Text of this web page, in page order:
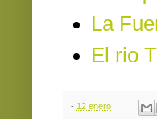
La
El rio
- 12 enero